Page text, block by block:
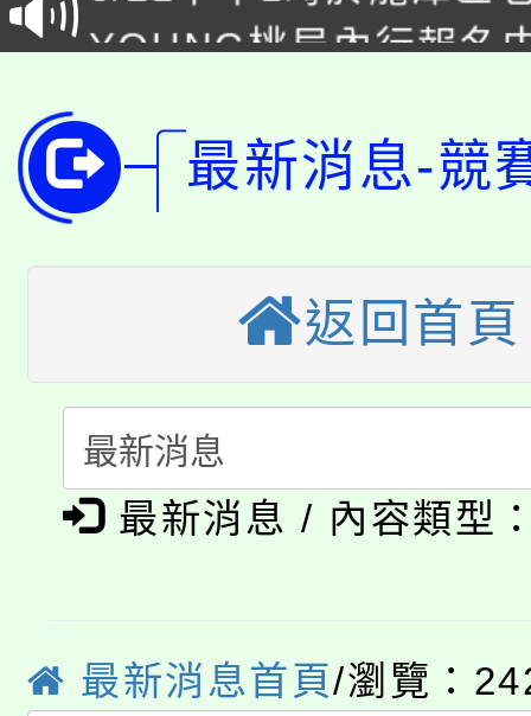
徵才活動。
YOUNG桃局內行報名
開!
115年桃園市運動會8/
田徑場及游泳池舉行。
桃園市低收入戶享有免
視費優惠，中低收入戶
半價優惠，詳情可洽有
者。
大園自造教育及科技中
份教師增能研習
大溪自造教育及科技
份教師研習
淨零綠生活教案入校路
會
115年食農教育專業人
程
「本色祭」8/29、30在
局官網。
8月14至27日，桃園電
最新消息-競
返回首頁
最新消息 / 內容類型
最新消息首頁/瀏覽：